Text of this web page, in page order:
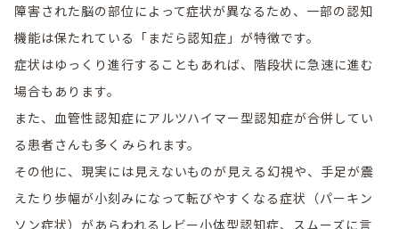
障害された脳の部位によって症状が異なるため、一部の認知
機能は保たれている「まだら認知症」が特徴です。
症状はゆっくり進行することもあれば、階段状に急速に進む
場合もあります。
また、血管性認知症にアルツハイマー型認知症が合併してい
る患者さんも多くみられます。
その他に、現実には見えないものが見える幻視や、手足が震
えたり歩幅が小刻みになって転びやすくなる症状（パーキン
ソン症状）があらわれるレビー小体型認知症、スムーズに言